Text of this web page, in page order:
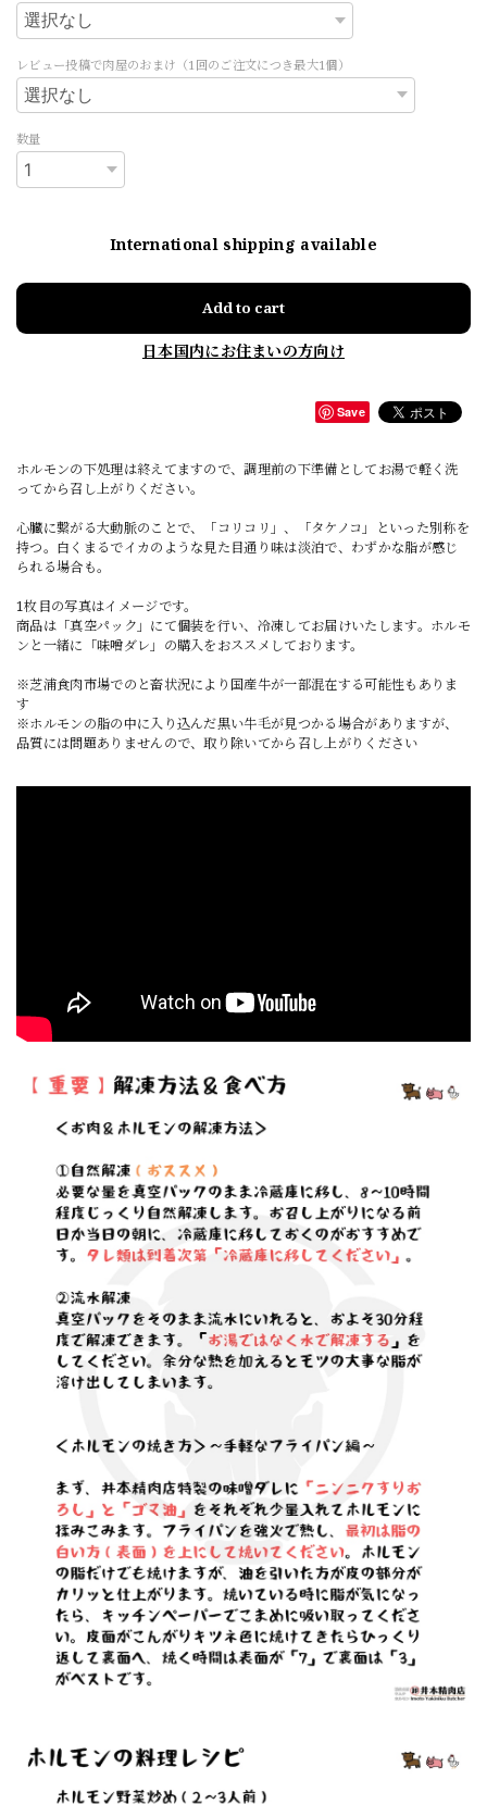
レビュー投稿で肉屋のおまけ（1回のご注文につき最大1個）
数量
International shipping available
Add to cart
日本国内にお住まいの方向け
Save
ホルモンの下処理は終えてますので、調理前の下準備としてお湯で軽く洗
ってから召し上がりください。
心臓に繋がる大動脈のことで、「コリコリ」、「タケノコ」といった別称を
持つ。白くまるでイカのような見た目通り味は淡泊で、わずかな脂が感じ
られる場合も。
1枚目の写真はイメージです。
商品は「真空パック」にて個装を行い、冷凍してお届けいたします。ホルモ
ンと一緒に「味噌ダレ」の購入をおススメしております。
※芝浦食肉市場でのと畜状況により国産牛が一部混在する可能性もありま
す
※ホルモンの脂の中に入り込んだ黒い牛毛が見つかる場合がありますが、
品質には問題ありませんので、取り除いてから召し上がりください